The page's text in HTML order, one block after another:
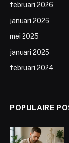
februari 2026
januari 2026
mei 2025
januari 2025
februari 2024
POPULAIRE